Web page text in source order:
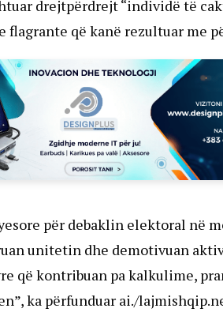
drejtpërdrejt “individë të
flagrante që kanë rezultuar me
për debaklin elektoral në
unitetin dhe demotivuan
që kontribuan pa kalkulime,
ka përfunduar ai./